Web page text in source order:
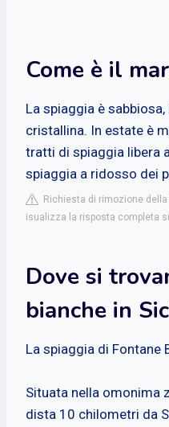
Come è il
La spiaggia è
cristallina. In estate è
tratti di spiaggia libera
spiaggia a ridosso dei
Richiesta di rimozione
isualizza la risposta completa
Dove si
bianche in
La spiaggia di Fontane
Situata nella omonima
dista 10 chilometri da